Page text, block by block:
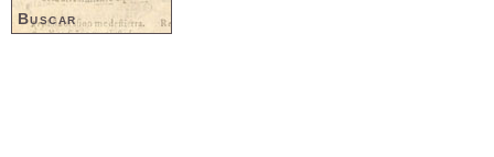
Buscar